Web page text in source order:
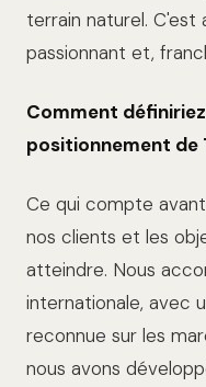
terrain naturel.
passionnant et,
Comment
positionnement de
Ce qui compte
nos clients et les
atteindre. Nous
internationale, avec
reconnue sur les
nous avons